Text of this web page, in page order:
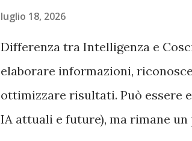
luglio 18, 2026
Differenza tra Intelligenza e
elaborare informazioni,
ottimizzare risultati. Può essere
IA attuali e future), ma rimane